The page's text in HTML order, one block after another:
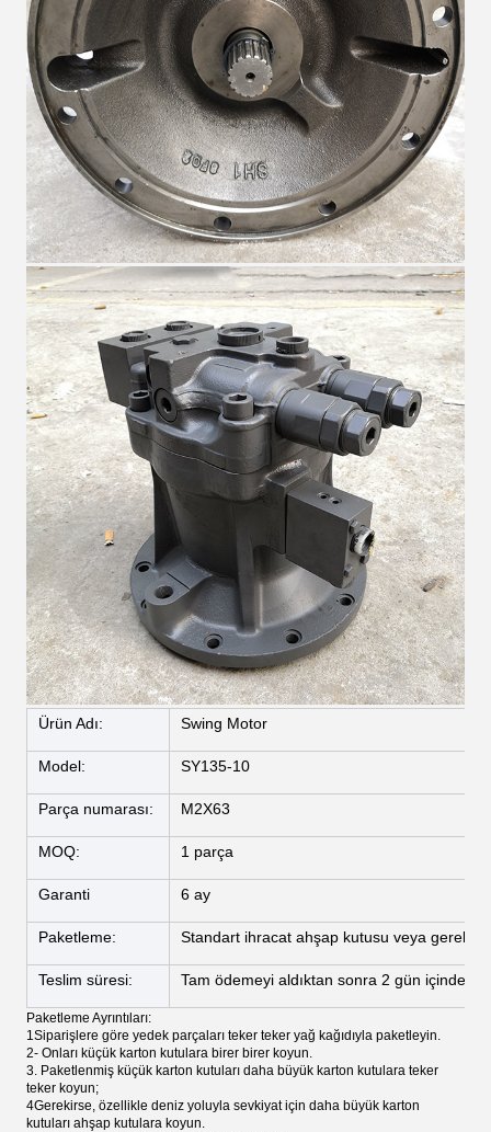
Ürün Adı: Swing Motor
Model: SY135-10
Parça numarası: M2X63
MOQ: 1 parça
Garanti 6 ay
Paketleme: Standart ihracat ahşap kutusu veya
Teslim süresi: Tam ödemeyi aldıktan sonra 2 gün içinde
Paketleme Ayrıntıları:
1Siparişlere göre yedek parçaları teker teker yağ kağıdıyla paketleyin.
2- Onları küçük karton kutulara birer birer koyun.
3. Paketlenmiş küçük karton kutuları daha büyük karton kutulara teker
teker koyun;
4Gerekirse, özellikle deniz yoluyla sevkiyat için daha büyük karton
kutuları ahşap kutulara koyun.